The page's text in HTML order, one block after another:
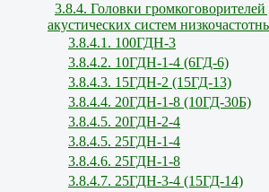
3.8.4. Головки
акустических систем
3.8.4.1. 100ГДН-3
3.8.4.2. 10ГДН-1-4 (6ГД-6)
3.8.4.3. 15ГДН-2 (15ГД-13)
3.8.4.4. 20ГДН-1-8 (10ГД-30Б)
3.8.4.5. 20ГДН-2-4
3.8.4.5. 25ГДН-1-4
3.8.4.6. 25ГДН-1-8
3.8.4.7. 25ГДН-3-4 (15ГД-14)